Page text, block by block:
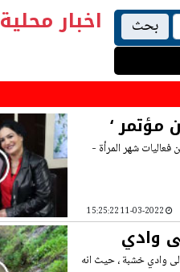
بحث اخبار محلية
مؤتمر ‘
شهر المرأة -
وادي
وادي خشبة ، حيث انه